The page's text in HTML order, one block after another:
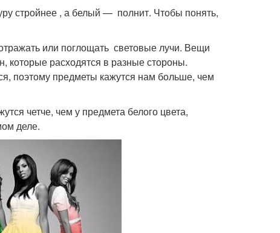
стройнее , а белый — полнит. Чтобы понять,
или поглощать световые лучи. Вещи
которые расходятся в разные стороны.
поэтому предметы кажутся нам больше, чем
четче, чем у предмета белого цвета,
деле.